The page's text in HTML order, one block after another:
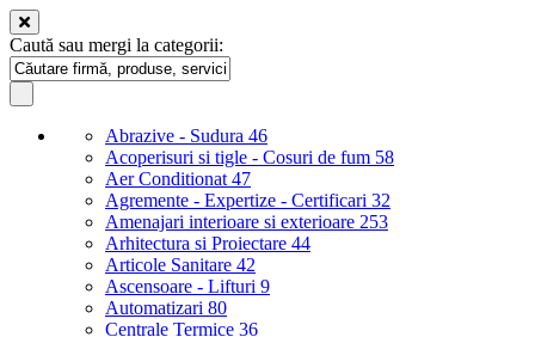
Caută sau mergi la categorii:
Abrazive - Sudura 46
Acoperisuri si tigle - Cosuri de fum 58
Aer Conditionat 47
Agremente - Expertize - Certificari 32
Amenajari interioare si exterioare 253
Arhitectura si Proiectare 44
Articole Sanitare 42
Ascensoare - Lifturi 9
Automatizari 80
Centrale Termice 36